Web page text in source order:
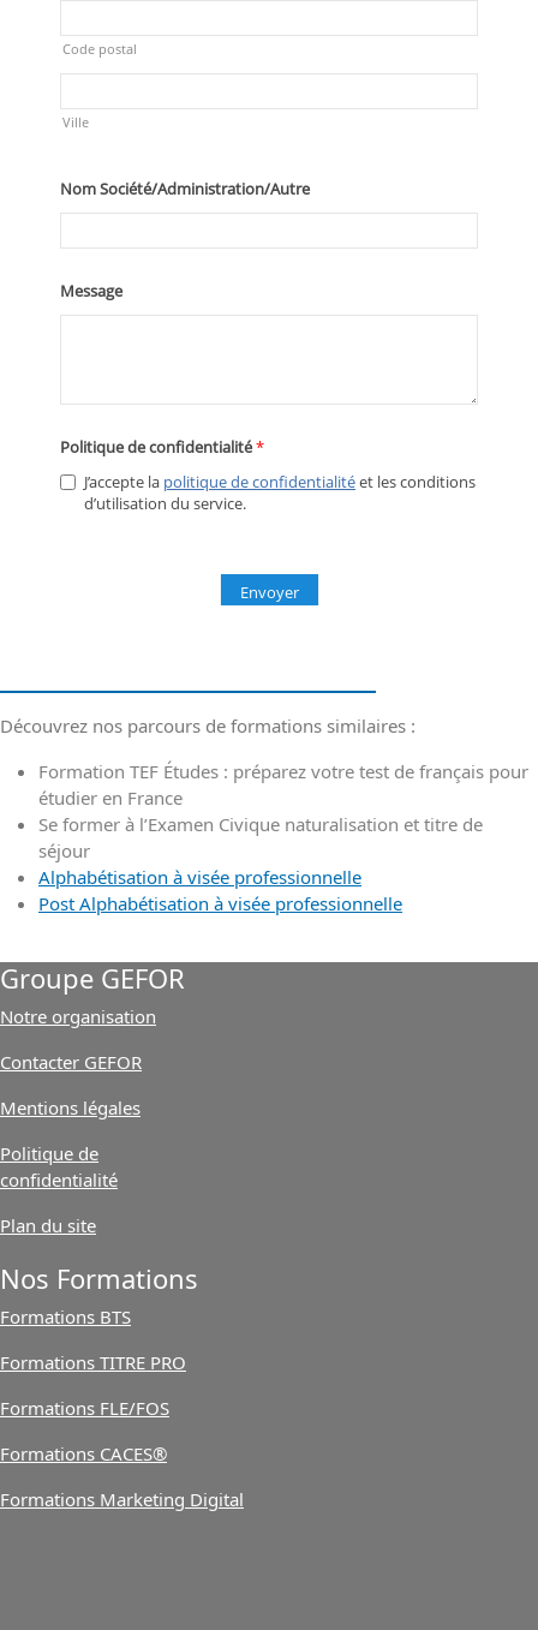
Découvrez nos parcours de formations similaires :
Formation TEF Études : préparez votre test de français pour
étudier en France
Se former à l’Examen Civique naturalisation et titre de
séjour
Alphabétisation à visée professionnelle
Post Alphabétisation à visée professionnelle
Groupe GEFOR
Notre organisation
Contacter GEFOR
Mentions légales
Politique de
confidentialité
Plan du site
Nos Formations
Formations BTS
Formations TITRE PRO
Formations FLE/FOS
Formations CACES®
Formations Marketing Digital